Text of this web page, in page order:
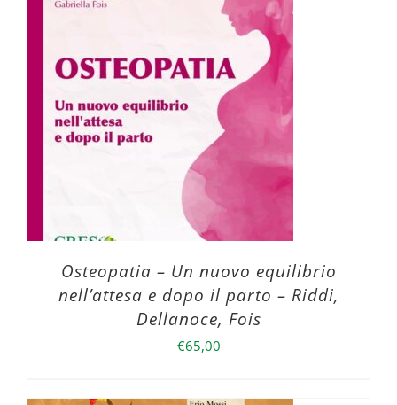
Osteopatia – Un nuovo equilibrio
nell’attesa e dopo il parto – Riddi,
Dellanoce, Fois
€65,00